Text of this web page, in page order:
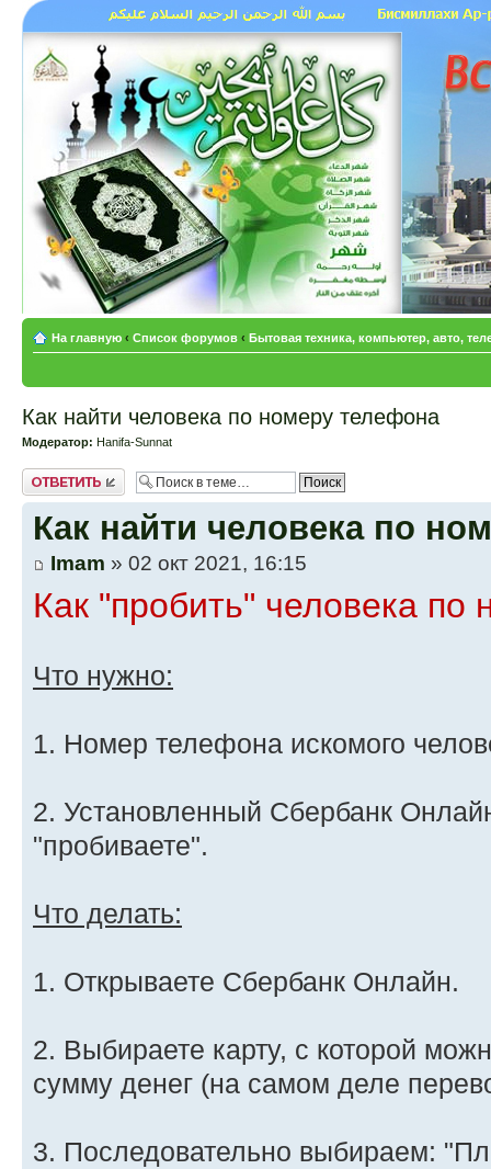
На главную ‹ Список форумов ‹ Бытовая техника, компьютер, авто,
Как найти человека по номеру телефона
Модератор: Hanifa-Sunnat
Ответить
Как найти человека по
Imam » 02 окт 2021, 16:15
Как "пробить" человека
Что нужно:
1. Номер телефона искомого
2. Установленный Сбербанк
"пробиваете".
Что делать:
1. Открываете Сбербанк Онлайн.
2. Выбираете карту, с которой
сумму денег (на самом деле
3. Последовательно выбираем: